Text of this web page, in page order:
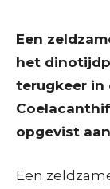
Een
het
terugkeer in
opgevist
Een